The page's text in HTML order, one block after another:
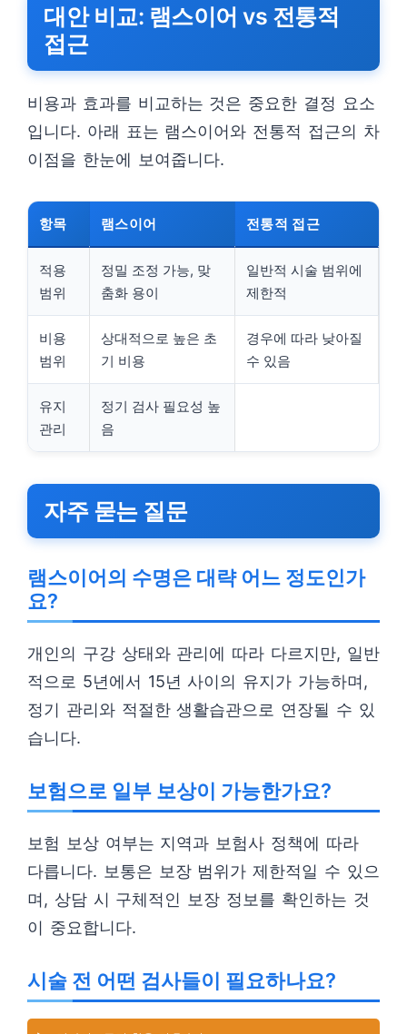
대안 비교: 램스이어 vs 전통적
접근
비용과 효과를 비교하는 것은 중요한 결정 요소
입니다. 아래 표는 램스이어와 전통적 접근의 차
이점을 한눈에 보여줍니다.
항목 램스이어 전통적 접근
적용
범위
정밀 조정 가능, 맞
춤화 용이
일반적 시술 범위에
제한적
비용
범위
상대적으로 높은 초
기 비용
경우에 따라 낮아질
수 있음
유지
관리
정기 검사 필요성 높
음
자주 묻는 질문
램스이어의 수명은 대략 어느 정도인가
요?
개인의 구강 상태와 관리에 따라 다르지만, 일반
적으로 5년에서 15년 사이의 유지가 가능하며,
정기 관리와 적절한 생활습관으로 연장될 수 있
습니다.
보험으로 일부 보상이 가능한가요?
보험 보상 여부는 지역과 보험사 정책에 따라
다릅니다. 보통은 보장 범위가 제한적일 수 있으
며, 상담 시 구체적인 보장 정보를 확인하는 것
이 중요합니다.
시술 전 어떤 검사들이 필요하나요?